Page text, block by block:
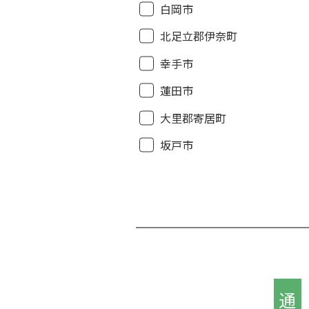
白岡市
北足立郡伊奈町
幸手市
蓮田市
大里郡寄居町
坂戸市